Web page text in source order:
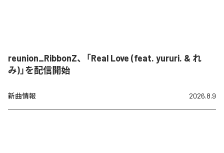
reunion_RibbonZ、「Real Love (feat. yururi. & れ
み)」を配信開始
新曲情報 2026.8.9